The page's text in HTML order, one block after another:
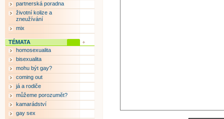
partnerská poradna
životní kolize a
zneužívání
mix
TÉMATA
homosexualita
bisexualita
mohu být gay?
coming out
já a rodiče
můžeme porozumět?
kamarádství
gay sex